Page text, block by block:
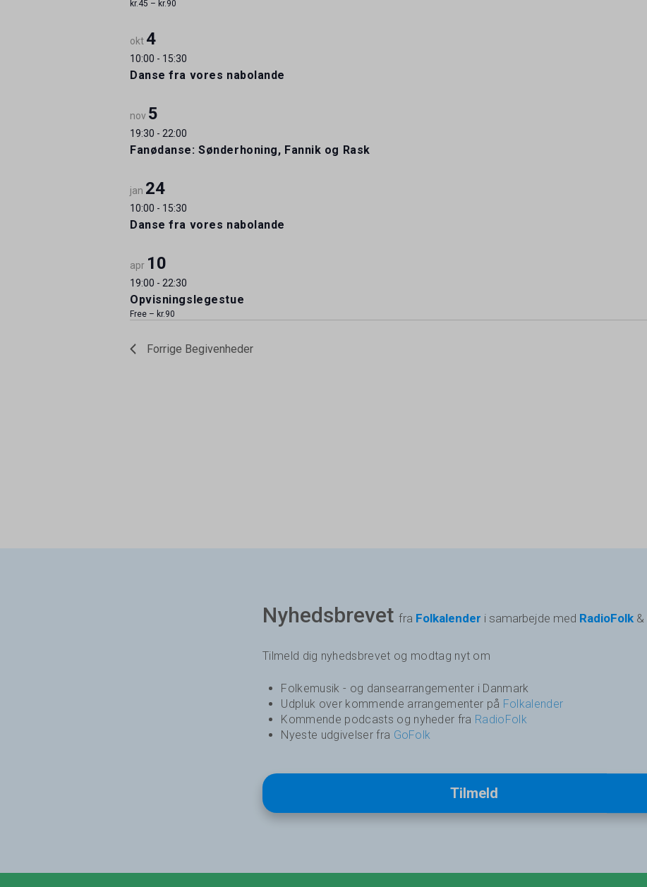
kr.45 – kr.90
okt 4
10:00 - 15:30
Danse fra vores nabolande
nov 5
19:30 - 22:00
Fanødanse: Sønderhoning, Fannik og Rask
jan 24
10:00 - 15:30
Danse fra vores nabolande
apr 10
19:00 - 22:30
Opvisningslegestue
Free – kr.90
Forrige Begivenheder
Nyhedsbrevet fra Folkalender i samarbejde med RadioFolk &
Tilmeld dig nyhedsbrevet og modtag nyt om
Folkemusik - og dansearrangementer i Danmark
Udpluk over kommende arrangementer på Folkalender
Kommende podcasts og nyheder fra RadioFolk
Nyeste udgivelser fra GoFolk
Tilmeld